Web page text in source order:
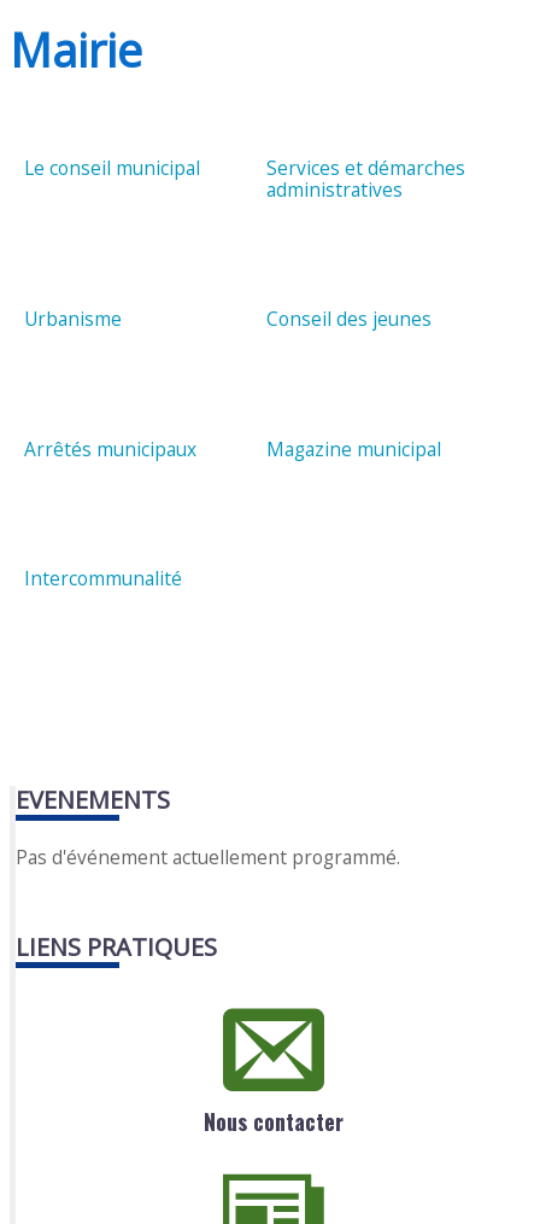
Mairie
Le conseil municipal
Services et démarches
administratives
Urbanisme Conseil des jeunes
Arrêtés municipaux Magazine municipal
Intercommunalité
EVENEMENTS
Pas d'événement actuellement programmé.
LIENS PRATIQUES
Nous contacter